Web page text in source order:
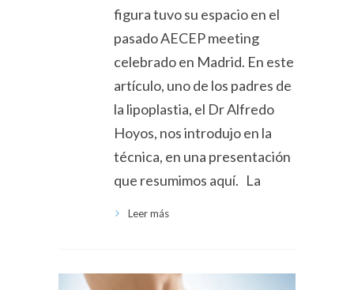
figura tuvo su espacio en el
pasado AECEP meeting
celebrado en Madrid. En este
artículo, uno de los padres de
la lipoplastia, el Dr Alfredo
Hoyos, nos introdujo en la
técnica, en una presentación
que resumimos aquí. La
Leer más